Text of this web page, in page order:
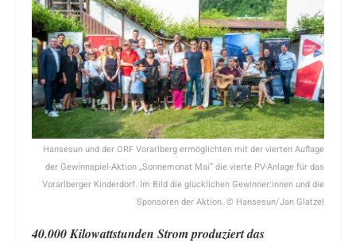
Hansesun und der ORF Vorarlberg ermöglichten mit der vierten Auflage
der Gewinnspiel-Aktion „Sonnemonat Mai“ die vierte PV-Anlage für das
Vorarlberger Kinderdorf. Im Bild die glücklichen Gewinner:innen und die
Sponsoren der Aktion. © Hansesun/Jan Glatzel
40.000 Kilowattstunden Strom produziert das